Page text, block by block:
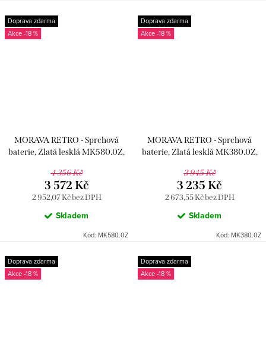
Doprava zdarma
-18 %
MORAVA RETRO - Sprchová
baterie, Zlatá lesklá MK580.0Z,
4 356 Kč
2 952,07 Kč bez DPH
3 572 Kč
Skladem
Kód: MK580.0Z
Doprava zdarma
-18 %
MORAVA RETRO - Sprchová
baterie, Zlatá lesklá MK380.0Z,
3 945 Kč
2 673,55 Kč bez DPH
3 235 Kč
Skladem
Kód: MK380.0Z
Doprava zdarma
-18 %
Doprava zdarma
-18 %